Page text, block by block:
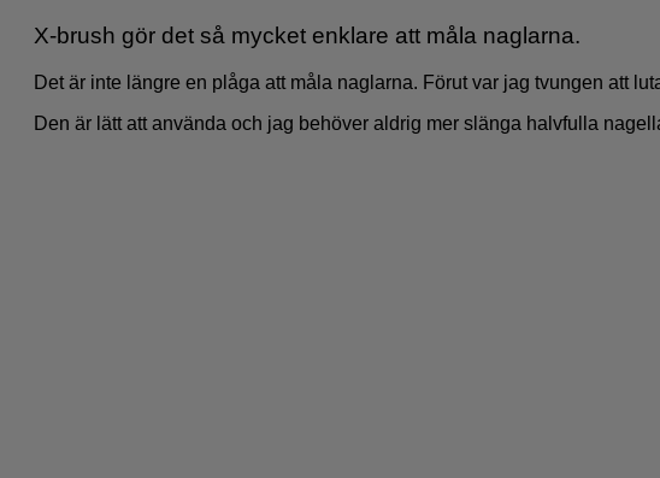
X-brush gör det så mycket enklare att måla naglarna.
Det är inte längre en plåga att måla naglarna. Förut var jag tvungen att
Den är lätt att använda och jag behöver aldrig mer slänga halvfulla